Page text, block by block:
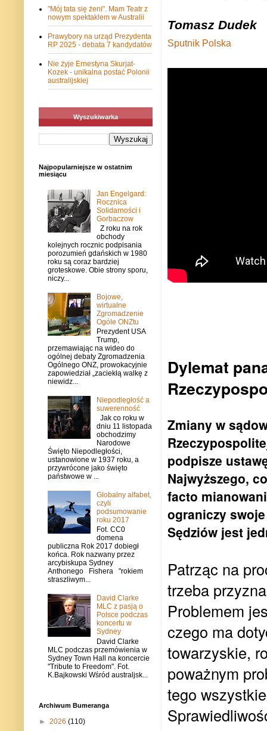
Tomasz Dudek
Sputnik Polska
Dylemat
Zmiany w
podpisze
Najwyższego,
facto
ograniczy
Sędziów jest
Patrząc na
trzeba
Problemem
czego ma
towarzyskie,
poważnym
tego
"Mój tata się żeni". Mam Teatr z
nowym spektaklem w Australii
Prawybory na urząd Prezydenta
RP 2025 - debata 7 kandydatów
Nie żyje Ernestyna Skurjat-
Kozek - unikalna postać Polonii
australijskiej
Wyszukiwarka
Najpopularniejsze w ostatnim
miesiącu
Jan Engelgard:
Rocznica
Solidarności i
Gorbaczow
Z roku na rok
obchody
kolejnych rocznic podpisania
porozumień gdańskich w 1980
roku są coraz bardziej
groteskowe. Obie strony sporu,
niczy...
Bojowe,
wirtualne
Zgromadzenie
Ogóle ONZtu
Prezydent USA
Trump,
przemawiając na wideo do
ogólnej debaty Zgromadzenia
Ogólnego ONZ, prowokacyjnie
zapowiedział „zaciekłą walkę z
niewidz...
Niepodległość a
suwerenność
Jak co roku w
dniu 11 listopada
obchodzimy
Narodowe
Święto Niepodległości,
ustanowione w 1937 roku, a
przywrócone jako święto
państwowe w ...
Globalny alfabet,
czyli
podsumowanie
roku 2017
Fot. CC0
domena
publiczna Rok 2017 dobiegł
końca. Rok nazwany przez
arcybiskupa Sydney
Anthonego Fishera "rokiem
straszliwym...
David Clarke
MLC z pasją o
Polsce podczas
koncertu w
Sydney
David Clarke
MLC podczas przemówienia w
Sydney Town Hall na koncercie
"Tribute to Freedom". Fot.
K.Bajkowski Wśród australjsk...
Archiwum Bumeranga
► 2026 (110)